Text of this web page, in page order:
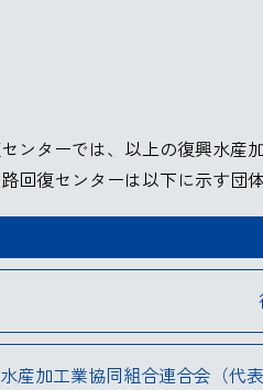
ンターでは、以上の復興水産
回復センターは以下に示す団
産加工業協同組合連合会（代表